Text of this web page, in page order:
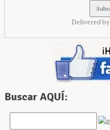
Delivered by
Buscar AQUÍ: